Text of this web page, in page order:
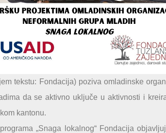
tekstu: Fondacija) poziva omladinske
da se aktivno uključe u aktivnosti i
kantonu.
„Snaga lokalnog“ Fondacija